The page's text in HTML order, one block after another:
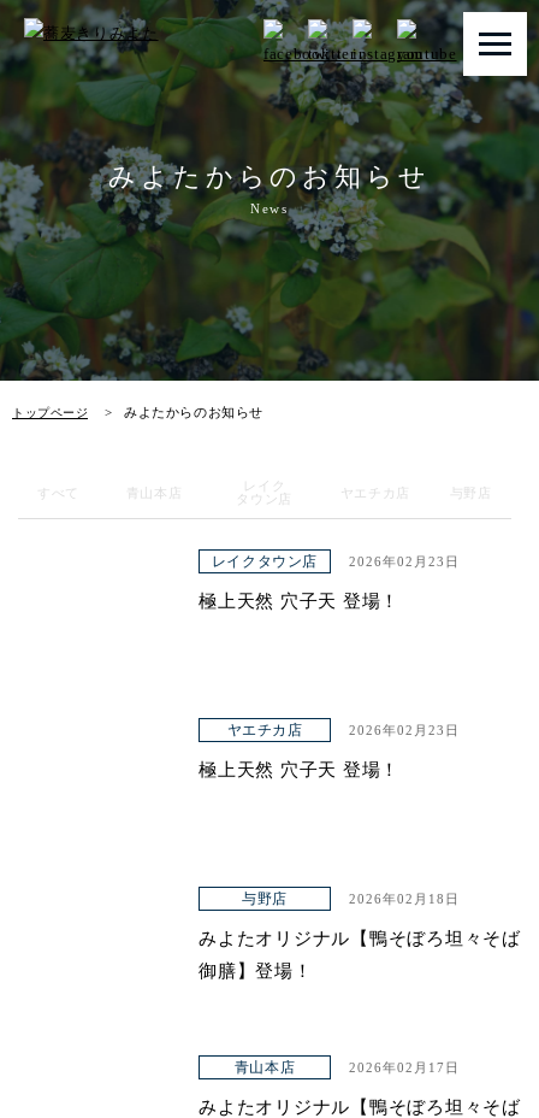
みよたからのお知らせ
News
トップページ みよたからのお知らせ
トップページ
みよたとは
みよたのこだわり
畑だより
メニュー
お知らせ
アクセス
すべて 青山本店
レイク
タウン店
ヤエチカ店 与野店
レイクタウン店 2026年02月23日
極上天然 穴子天 登場！
ヤエチカ店 2026年02月23日
極上天然 穴子天 登場！
与野店 2026年02月18日
みよたオリジナル【鴨そぼろ坦々そば
御膳】登場！
青山本店 2026年02月17日
みよたオリジナル【鴨そぼろ坦々そば